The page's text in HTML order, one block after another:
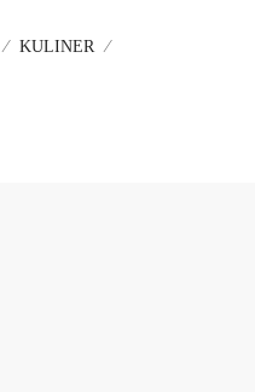
KULINER